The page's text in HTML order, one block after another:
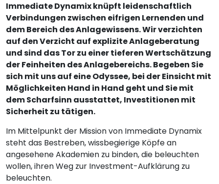
Immediate Dynamix knüpft leidenschaftlich
Verbindungen zwischen eifrigen Lernenden und
dem Bereich des Anlagewissens. Wir verzichten
auf den Verzicht auf explizite Anlageberatung
und sind das Tor zu einer tieferen Wertschätzung
der Feinheiten des Anlagebereichs. Begeben Sie
sich mit uns auf eine Odyssee, bei der Einsicht mit
Möglichkeiten Hand in Hand geht und Sie mit
dem Scharfsinn ausstattet, Investitionen mit
Sicherheit zu tätigen.
Im Mittelpunkt der Mission von Immediate Dynamix
steht das Bestreben, wissbegierige Köpfe an
angesehene Akademien zu binden, die beleuchten
wollen, ihren Weg zur Investment-Aufklärung zu
beleuchten.